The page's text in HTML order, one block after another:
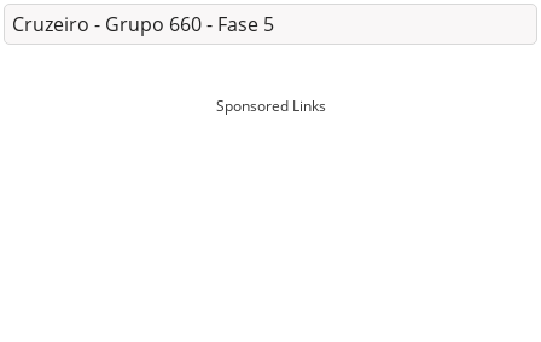
Cruzeiro - Grupo 660 - Fase 5
Sponsored Links